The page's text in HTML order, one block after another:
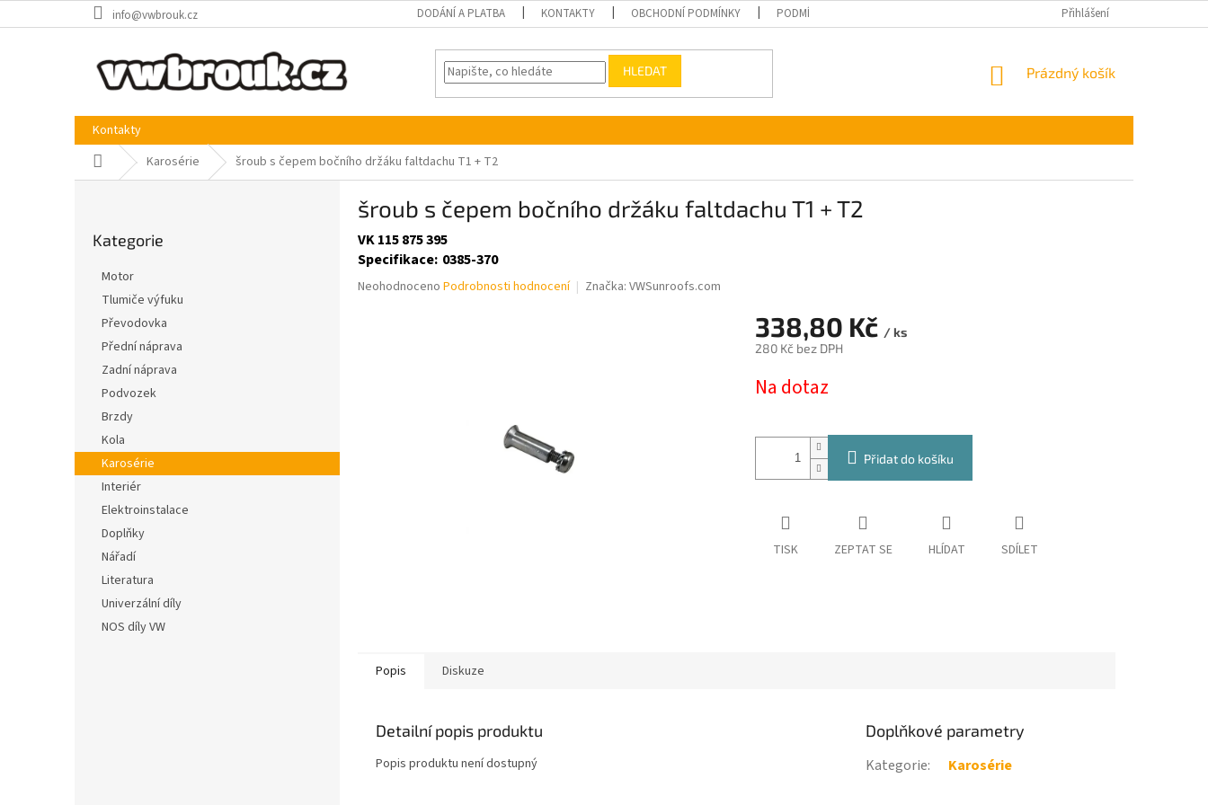
na
info@vwbrouk.cz DODÁNÍ A PLATBA KONTAKTY OBCHODNÍ PODMÍNKY PODMÍNKY OCHRANY OSOBNÍCH ÚDAJŮ Přihlášení
HLEDAT
NÁKUPNÍ
Prázdný košík
Kontakty
Domů Karosérie šroub s čepem bočního držáku faltdachu T1 + T2
l
kategorie
Kategorie
Motor
Tlumiče výfuku
Převodovka
Přední náprava
Zadní náprava
Podvozek
Brzdy
Kola
Karosérie
Interiér
Elektroinstalace
Doplňky
Nářadí
Literatura
Univerzální díly
NOS díly VW
šroub s čepem bočního držáku faltdachu T1 + T2
VK 115 875 395
Specifikace: 0385-370
Průměrné
Neohodnoceno Podrobnosti hodnocení Značka: VWSunroofs.com
338,80 Kč / ks
280 Kč bez DPH
cena:
Na dotaz
Přidat do košíku
TISK ZEPTAT SE HLÍDAT SDÍLET
Popis Diskuze
Detailní popis produktu
Popis produktu není dostupný
Doplňkové parametry
Kategorie: Karosérie